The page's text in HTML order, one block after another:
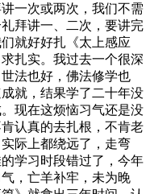
一次或两次，我们不需
拜讲一、二次，要讲完
就好好扎《太上感应
扎实。我过去一个很深
法也好，佛法修学也
就，结果学了二十年没
现在这烦恼习气还是没
认真的去扎根，不肯老
际上都绕远了，走弯
学习时段错过了，今年
，亡羊补牢，未为晚